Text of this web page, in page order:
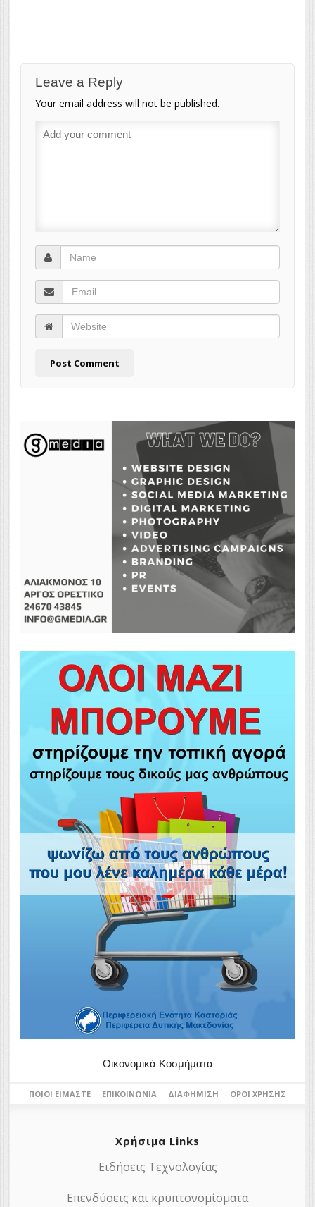
Leave a Reply
Your email address will not be published.
Οικονομικά Κοσμήματα
ΠΟΙΟΙ ΕΊΜΑΣΤΕ ΕΠΙΚΟΙΝΩΝΊΑ ΔΙΑΦΉΜΙΣΗ ΌΡΟΙ ΧΡΉΣΗΣ
Χρήσιμα Links
Ειδήσεις Τεχνολογίας
Επενδύσεις και κρυπτονομίσματα